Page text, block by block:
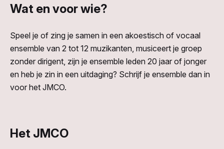
Wat en voor wie?
Speel je of zing je samen in een akoestisch of vocaal
ensemble van 2 tot 12 muzikanten, musiceert je groep
zonder dirigent, zijn je ensemble leden 20 jaar of jonger
en heb je zin in een uitdaging? Schrijf je ensemble dan in
voor het JMCO.
Het JMCO